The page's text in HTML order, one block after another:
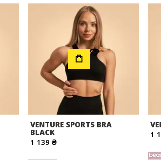
Додати до Списку Бажань
VENTURE SPORTS BRA
BLACK
1 139 ₴
1